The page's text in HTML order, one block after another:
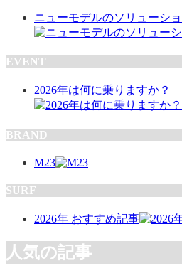
ニューモデルのソリューシ
EVENT
2026年は何に乗りますか？
BRAND
M23
SURF
2026年 おすすめ記事
人気の記事